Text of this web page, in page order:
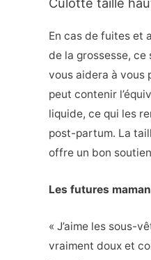
En cas de fuites et
de la grossesse,
vous aidera à vous
peut contenir
liquide, ce qui les
post-partum. La
offre un bon
Les futures
« J’aime les sous-
vraiment doux et